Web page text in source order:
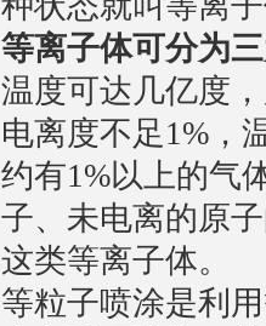
等离子体可分为
温度可达几亿度
电离度不足1%，
约有1%以上的气
子、未电离的原
这类等离子体。
等粒子喷涂是利